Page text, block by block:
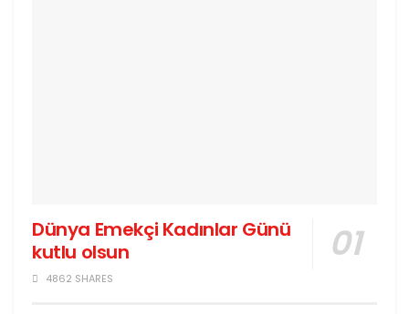
Dünya Emekçi Kadınlar Günü
kutlu olsun
4862 SHARES